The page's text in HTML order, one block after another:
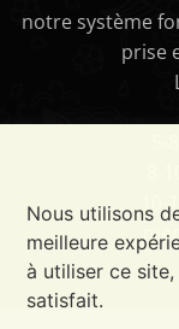
notre système
prise
Nous utilisons
meilleure
à utiliser ce
satisfait.